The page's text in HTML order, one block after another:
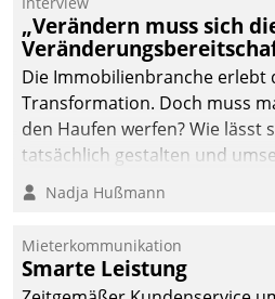
Mitteilungen zum
Heizungs- und
Wasserverbrauch gehen
automatisiert, vollständig
und auf Wunsch über
mehrere zuvor
Kommunikationswege bei
„Verändern muss sich
Die Immobilienbranche erlebt
Transformation. Doch muss
den Haufen werfen? Wie lässt
tatsächlich gestalten und
Argumente zählen wirklich?
Nadja Hußmann
Mieterkommunikation
Smarte Leistung